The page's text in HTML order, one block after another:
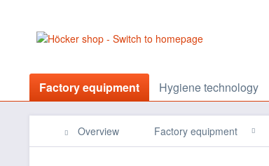
Factory equipment Hygiene technology
Overview Factory equipment